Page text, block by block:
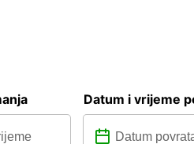
Datum i vrijeme